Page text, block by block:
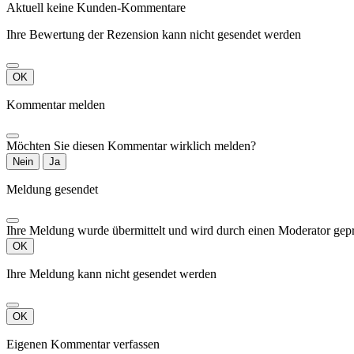
Aktuell keine Kunden-Kommentare
Ihre Bewertung der Rezension kann nicht gesendet werden
OK
Kommentar melden
Möchten Sie diesen Kommentar wirklich melden?
Nein Ja
Meldung gesendet
Ihre Meldung wurde übermittelt und wird durch einen Moderator
OK
Ihre Meldung kann nicht gesendet werden
OK
Eigenen Kommentar verfassen